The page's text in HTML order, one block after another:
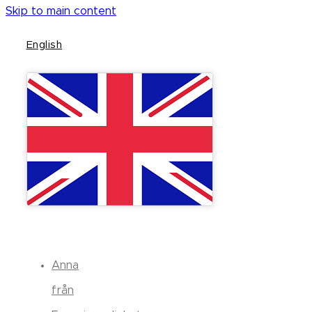
Skip to main content
English
Anna
från